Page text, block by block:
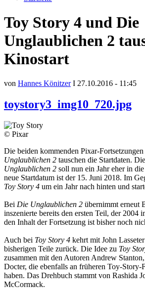
Toy Story 4 und Die
Unglaublichen 2
Kinostart
von Hannes KönitzerI 27.10.2016 - 11:45
toystory3_img10_720.jpg
© Pixar
Die beiden kommenden Pixar-Fortsetzungen
Unglaublichen 2 tauschen die Startdaten.
Unglaublichen 2 soll nun ein Jahr eher in
neue Startdatum ist der 15. Juni 2018. Im
Toy Story 4 um ein Jahr nach hinten und
Bei Die Unglaublichen 2 übernimmt erneut
inszenierte bereits den ersten Teil, der 2004
den Inhalt der Fortsetzung ist bisher noch
Auch bei Toy Story 4 kehrt mit John
bisherigen Teile zurück. Die Idee zu Toy
zusammen mit den Autoren Andrew
Docter, die ebenfalls an früheren Toy-Story-
haben. Das Drehbuch stammt von Rashida
McCormack.